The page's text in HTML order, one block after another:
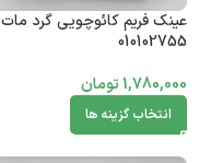
عینک فریم کائوچویی گرد مات
010102755
1,780,000تومان
انتخاب گزینه ها